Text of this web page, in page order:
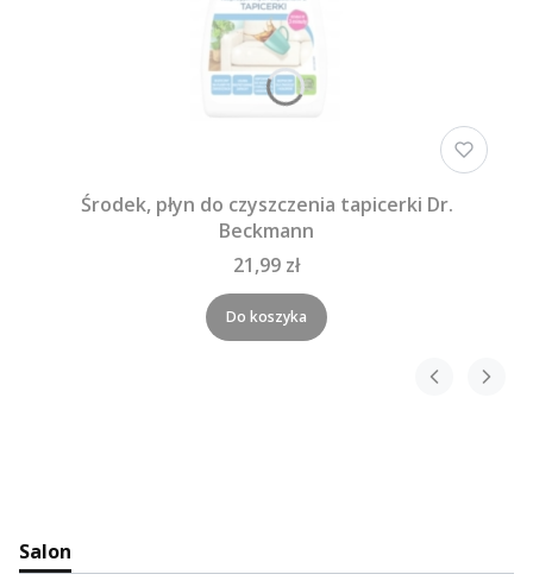
Środek, płyn do czyszczenia tapicerki Dr.
Beckmann
21,99 zł
Do koszyka
Salon